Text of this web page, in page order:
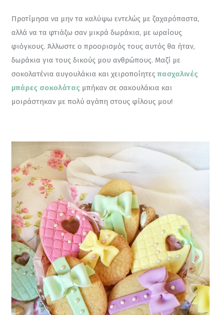
Προτίμησα να μην τα καλύψω εντελώς με ζαχαρόπαστα,
αλλά να τα φτιάξω σαν μικρά δωράκια, με ωραίους
φιόγκους. Άλλωστε ο προορισμός τους αυτός θα ήταν,
δωράκια για τους δικούς μου ανθρώπους. Μαζί με
σοκολατένια αυγουλάκια και χειροποίητες πασχαλινές
μπάρες σοκολάτας μπήκαν σε σακουλάκια και
μοιράστηκαν με πολύ αγάπη στους φίλους μου!